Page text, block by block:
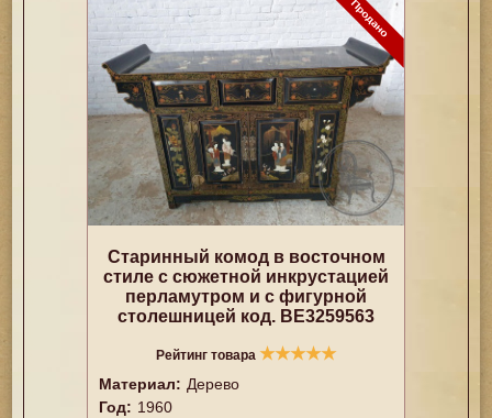
Старинный комод в восточном
стиле с сюжетной инкрустацией
перламутром и с фигурной
столешницей код. BE3259563
Рейтинг товара ★★★★★
Материал: Дерево
Год: 1960